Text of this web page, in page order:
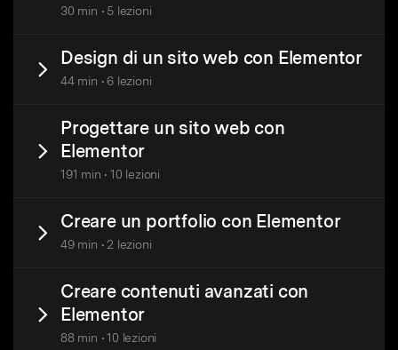
30 min • 5 lezioni
Design di un sito web con Elementor
44 min • 6 lezioni
Progettare un sito web con
Elementor
191 min • 10 lezioni
Creare un portfolio con Elementor
49 min • 2 lezioni
Creare contenuti avanzati con
Elementor
88 min • 10 lezioni